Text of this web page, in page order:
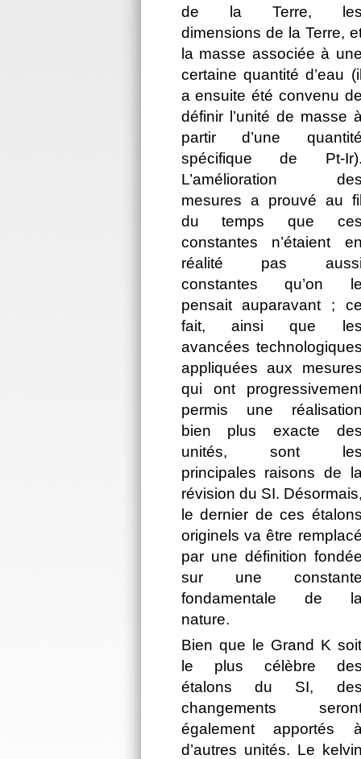
de la Terre,
dimensions de la Terre,
la masse associée à
certaine quantité d’eau
a ensuite été convenu
définir l’unité de masse
partir d’une
spécifique de
L’amélioration
mesures a prouvé au
du temps que
constantes n’étaient
réalité pas
constantes qu’on
pensait auparavant ;
fait, ainsi que
avancées
appliquées aux
qui ont
permis une
bien plus exacte
unités, sont
principales raisons de
révision du SI.
le dernier de ces
originels va être
par une définition
sur une
fondamentale de
nature.
Bien que le Grand K
le plus célèbre
étalons du SI,
changements
également apportés
d’autres unités. Le